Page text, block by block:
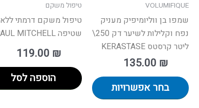
VOLUMIFIQUE
שמפו בן ווליומיפיק מעניק
נפח וקלילות לשיער דק 250\
ליטר קרסטס KERASTASE
135.00 ₪
בחר אפשרויות
בעמוד
המוצר
טיפול משקם
טיפול משקם דרמתי ללא
שטיפה PAUL MITCHELL
119.00 ₪
הוספה לסל